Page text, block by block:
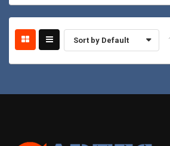
Sort by Default